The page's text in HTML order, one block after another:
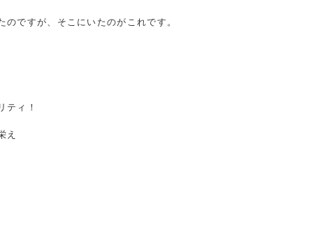
ですが、そこにいたのがこれです。
ティ！
え